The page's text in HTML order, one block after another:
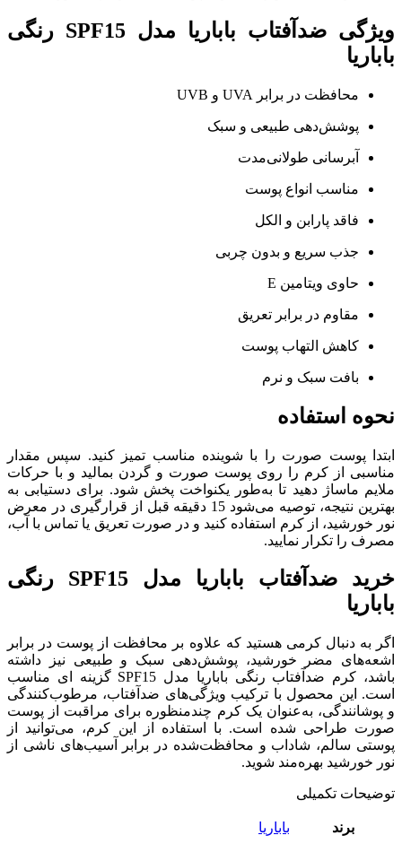
ویژگی ضدآفتاب باباریا مدل SPF15 رنگی
باباریا
محافظت در برابر UVA و UVB
پوشش‌دهی طبیعی و سبک
آبرسانی طولانی‌مدت
مناسب انواع پوست
فاقد پارابن و الکل
جذب سریع و بدون چربی
حاوی ویتامین E
مقاوم در برابر تعریق
کاهش التهاب پوست
بافت سبک و نرم
نحوه استفاده
ابتدا پوست صورت را با شوینده مناسب تمیز کنید. سپس مقدار
مناسبی از کرم را روی پوست صورت و گردن بمالید و با حرکات
ملایم ماساژ دهید تا به‌طور یکنواخت پخش شود. برای دستیابی به
بهترین نتیجه، توصیه می‌شود 15 دقیقه قبل از قرارگیری در معرض
نور خورشید، از کرم استفاده کنید و در صورت تعریق یا تماس با آب،
مصرف را تکرار نمایید.
خرید ضدآفتاب باباریا مدل SPF15 رنگی
باباریا
اگر به دنبال کرمی هستید که علاوه بر محافظت از پوست در برابر
اشعه‌های مضر خورشید، پوشش‌دهی سبک و طبیعی نیز داشته
باشد، کرم ضدآفتاب رنگی باباریا مدل SPF15 گزینه ای مناسب
است.
این محصول با ترکیب ویژگی‌های ضدآفتاب، مرطوب‌کنندگی
و پوشانندگی، به‌عنوان یک کرم چندمنظوره برای مراقبت از پوست
صورت طراحی شده است. با استفاده از این کرم، می‌توانید از
پوستی سالم، شاداب و محافظت‌شده در برابر آسیب‌های ناشی از
نور خورشید بهره‌مند شوید.
توضیحات تکمیلی
برند باباریا